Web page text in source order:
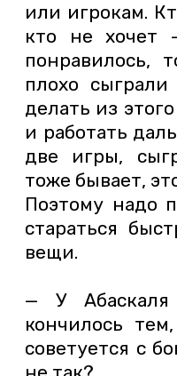
или игрокам.
кто не хочет
понравилось,
плохо
делать из
и работать
две игры,
тоже бывает,
Поэтому надо
стараться
вещи.
— У Абаскаля
кончилось
советуется с